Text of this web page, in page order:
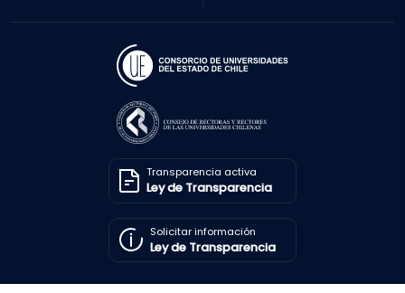
Transparencia activa
Ley de Transparencia
Solicitar información
Ley de Transparencia